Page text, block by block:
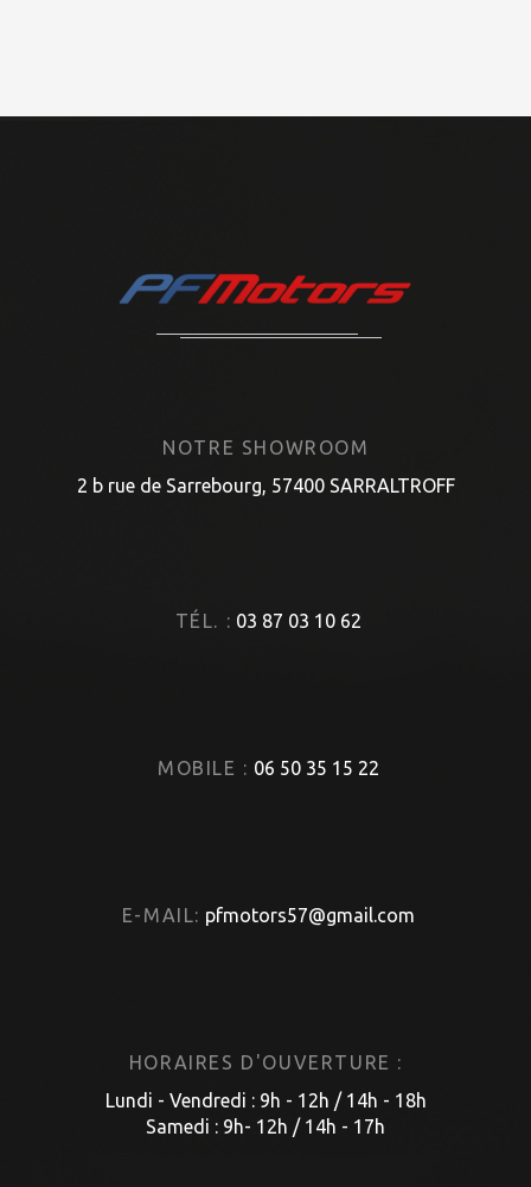
NOTRE SHOWROOM
2 b rue de Sarrebourg, 57400 SARRALTROFF
TÉL. : 03 87 03 10 62
MOBILE : 06 50 35 15 22
E-MAIL: pfmotors57@gmail.com
HORAIRES D'OUVERTURE :
Lundi - Vendredi : 9h - 12h / 14h - 18h
Samedi : 9h- 12h / 14h - 17h